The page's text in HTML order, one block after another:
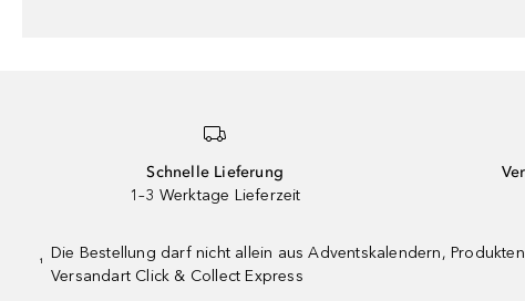
Schnelle Lieferung
1–3 Werktage Lieferzeit
¹
Die Bestellung darf nicht allein aus Adventskalendern,
Versandart Click & Collect Express